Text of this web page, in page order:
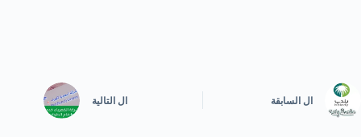
ال السابقة ال التالية